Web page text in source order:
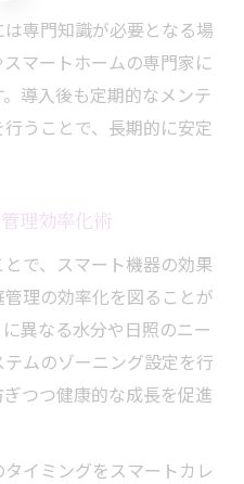
専門知識が必要となる場
マートホームの専門家に
導入後も定期的なメンテ
うことで、長期的に安定
理効率化術
で、スマート機器の効果
理の効率化を図ることが
異なる水分や日照のニー
ムのゾーニング設定を行
つつ健康的な成長を促進
イミングをスマートカレ